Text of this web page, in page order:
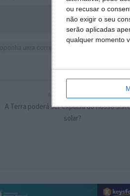
ou recusar o
não exigir o seu
serão aplicadas
qualquer momento
Acompanhe o
uma correção, faça uma sugestão
ARTIGO ANTERIOR
A Terra poderá ser expulsa do nosso
solar?